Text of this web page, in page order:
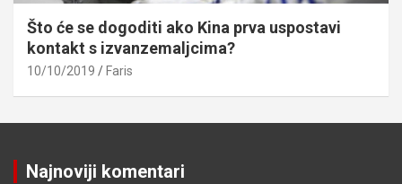
Što će se dogoditi ako Kina prva uspostavi
kontakt s izvanzemaljcima?
10/10/2019 Faris
Najnoviji komentari